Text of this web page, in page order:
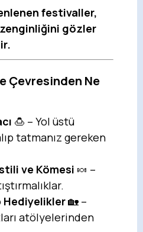
festivaller,
gözler
Çevresinden Ne
🍮 – Yol üstü
tatmanız gereken
ve Kömesi 🍬 –
Hediyelikler🏡 –
atölyelerinden